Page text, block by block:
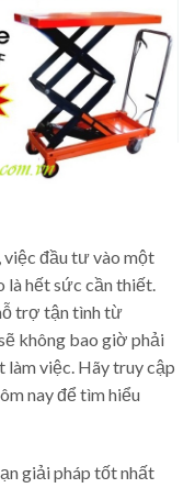
việc đầu tư vào một
là hết sức cần thiết.
trợ tận tình từ
không bao giờ phải
làm việc. Hãy truy cập
nay để tìm hiểu
giải pháp tốt nhất